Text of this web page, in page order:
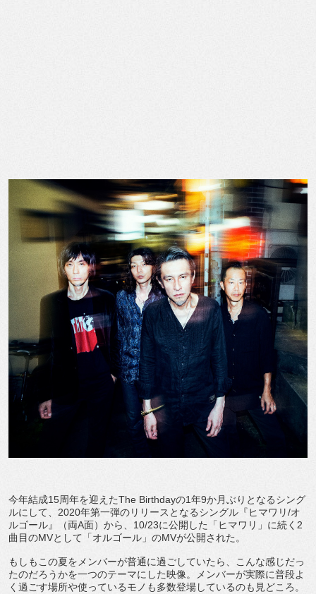
今年結成15周年を迎えたThe Birthdayの1年9か月ぶりとなるシング
ルにして、2020年第一弾のリリースとなるシングル『ヒマワリ/オ
ルゴール』（両A面）から、10/23に公開した「ヒマワリ」に続く2
曲目のMVとして「オルゴール」のMVが公開された。
もしもこの夏をメンバーが普通に過ごしていたら、こんな感じだっ
たのだろうかを一つのテーマにした映像。メンバーが実際に普段よ
く過ごす場所や使っているモノも多数登場しているのも見どころ。